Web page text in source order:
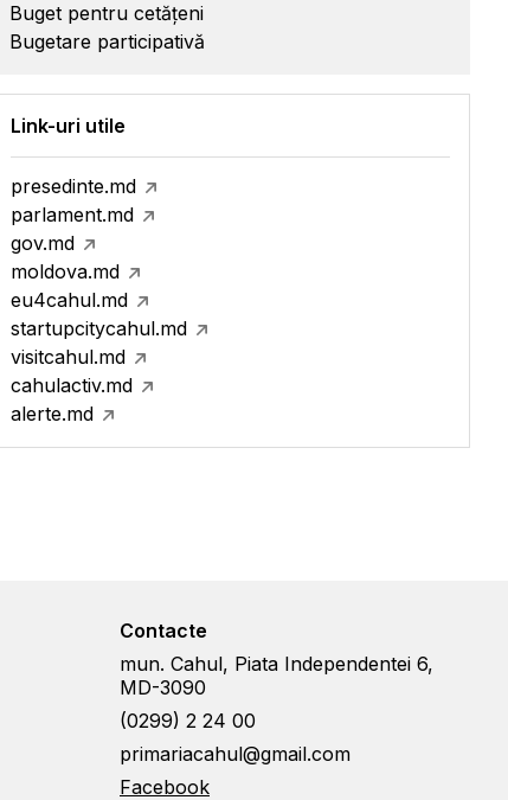
Buget pentru cetățeni
Bugetare participativă
Link-uri utile
presedinte.md
parlament.md
gov.md
moldova.md
eu4cahul.md
startupcitycahul.md
visitcahul.md
cahulactiv.md
alerte.md
Contacte
mun. Cahul, Piata Independentei 6,
MD-3090
(0299) 2 24 00
primariacahul@gmail.com
Facebook